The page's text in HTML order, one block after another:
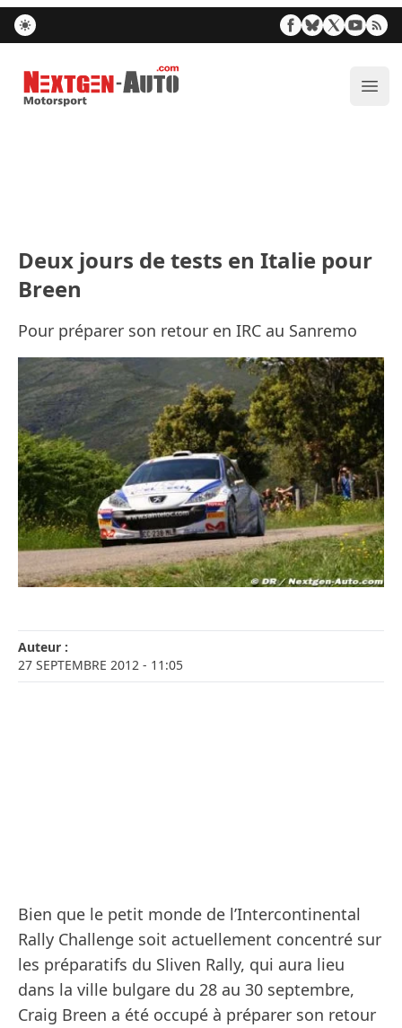
Nextgen-Auto.com
Deux jours de tests en Italie pour
Breen
Pour préparer son retour en IRC au Sanremo
Auteur :
27 SEPTEMBRE 2012 - 11:05
Bien que le petit monde de l’Intercontinental
Rally Challenge soit actuellement concentré sur
les préparatifs du Sliven Rally, qui aura lieu
dans la ville bulgare du 28 au 30 septembre,
Craig Breen a été occupé à préparer son retour